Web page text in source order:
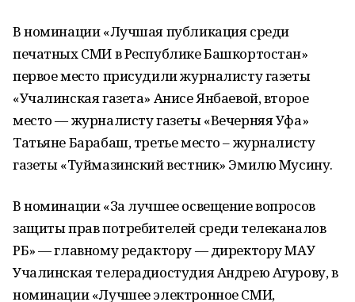
В номинации «Лучшая публикация среди
печатных СМИ в Республике Башкортостан»
первое место присудили журналисту газеты
«Учалинская газета» Анисе Янбаевой, второе
место — журналисту газеты «Вечерняя Уфа»
Татьяне Барабаш, третье место – журналисту
газеты «Туймазинский вестник» Эмилю Мусину.
В номинации «За лучшее освещение вопросов
защиты прав потребителей среди телеканалов
РБ» — главному редактору — директору МАУ
Учалинская телерадиостудия Андрею Агурову, в
номинации «Лучшее электронное СМИ,